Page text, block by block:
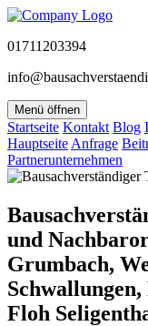
01711203394
Menü öffnen
Startseite Kontakt Blog
Hauptseite Anfrage
Partnerunternehmen
und
Grumbach,
Floh